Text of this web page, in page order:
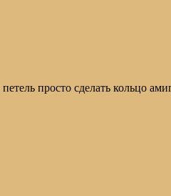
просто сделать кольцо